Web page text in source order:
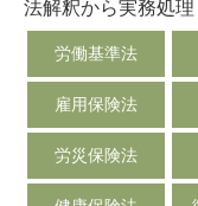
法解釈から実務処
労働基準法
雇用保険法
労災保険法